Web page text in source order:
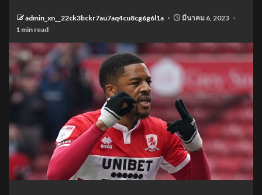
admin_xn__22ck3bckr7au7aq4cu8cg6g6l1a
มีนาคม 6, 2023
1 min read